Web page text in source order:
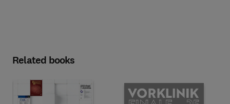
Related books